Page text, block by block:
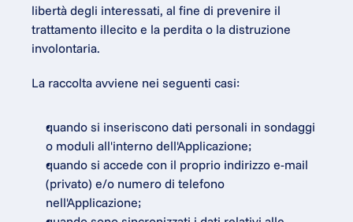
libertà degli interessati, al fine di prevenire il
trattamento illecito e la perdita o la distruzione
involontaria.
La raccolta avviene nei seguenti casi:
quando si inseriscono dati personali in sondaggi
o moduli all'interno dell'Applicazione;
quando si accede con il proprio indirizzo e-mail
(privato) e/o numero di telefono
nell'Applicazione;